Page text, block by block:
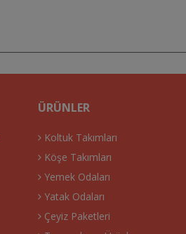
ÜRÜNLER
Koltuk Takımları
Köşe Takımları
Yemek Odaları
Yatak Odaları
Çeyiz Paketleri